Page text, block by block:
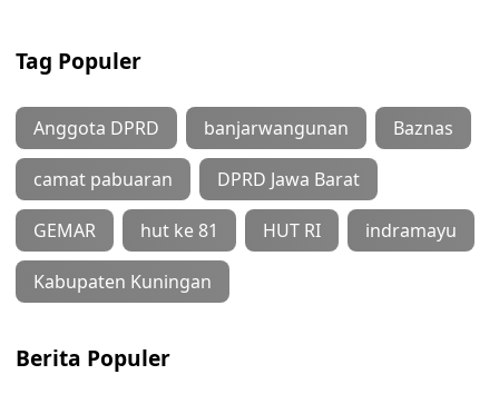
Tag Populer
Anggota DPRD banjarwangunan Baznas
camat pabuaran DPRD Jawa Barat
GEMAR hut ke 81 HUT RI indramayu
Kabupaten Kuningan
Berita Populer